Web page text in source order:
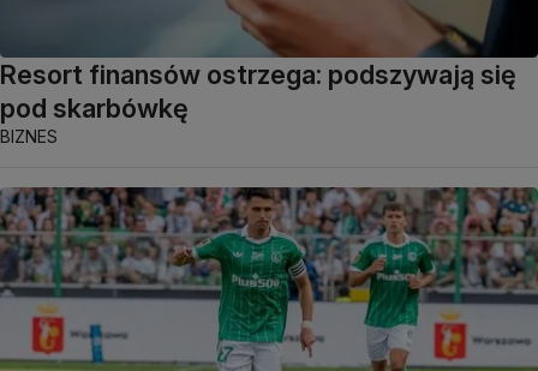
Resort finansów ostrzega: podszywają się
pod skarbówkę
BIZNES